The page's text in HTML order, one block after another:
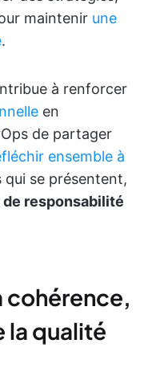
maintenir une
.
à renforcer
en
de partager
ensemble à
qui se présentent,
responsabilité
cohérence,
la qualité